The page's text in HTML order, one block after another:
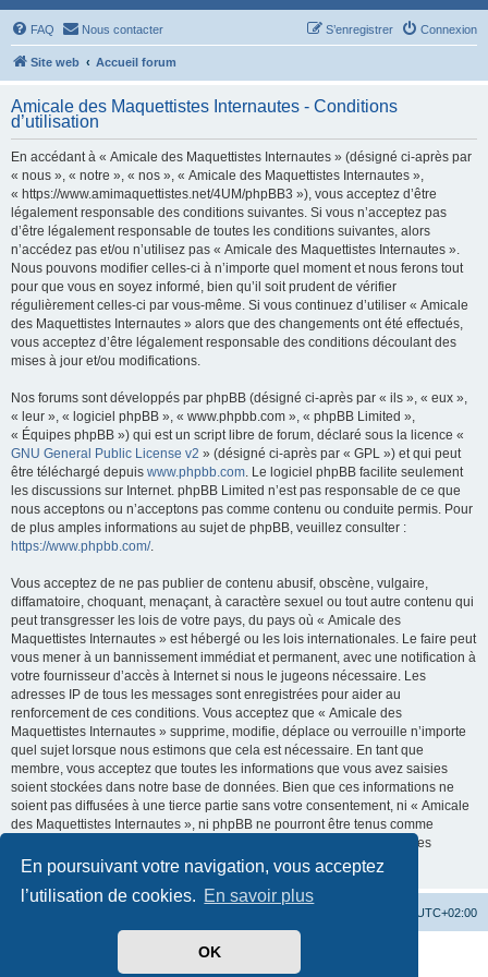
En poursuivant votre navigation, vous acceptez
l’utilisation de cookies. En savoir plus
OK
FAQ Nous contacter Connexion
S’enregistrer
Site web Accueil forum
Amicale des Maquettistes Internautes - Conditions
d’utilisation
En accédant à « Amicale des Maquettistes Internautes » (désigné ci-après par
« nous », « notre », « nos », « Amicale des Maquettistes Internautes »,
« https://www.amimaquettistes.net/4UM/phpBB3 »), vous acceptez d’être
légalement responsable des conditions suivantes. Si vous n’acceptez pas
d’être légalement responsable de toutes les conditions suivantes, alors
n’accédez pas et/ou n’utilisez pas « Amicale des Maquettistes Internautes ».
Nous pouvons modifier celles-ci à n’importe quel moment et nous ferons tout
pour que vous en soyez informé, bien qu’il soit prudent de vérifier
régulièrement celles-ci par vous-même. Si vous continuez d’utiliser « Amicale
des Maquettistes Internautes » alors que des changements ont été effectués,
vous acceptez d’être légalement responsable des conditions découlant des
mises à jour et/ou modifications.
Nos forums sont développés par phpBB (désigné ci-après par « ils », « eux »,
« leur », « logiciel phpBB », « www.phpbb.com », « phpBB Limited »,
« Équipes phpBB ») qui est un script libre de forum, déclaré sous la licence «
GNU General Public License v2 » (désigné ci-après par « GPL ») et qui peut
être téléchargé depuis www.phpbb.com. Le logiciel phpBB facilite seulement
les discussions sur Internet. phpBB Limited n’est pas responsable de ce que
nous acceptons ou n’acceptons pas comme contenu ou conduite permis. Pour
de plus amples informations au sujet de phpBB, veuillez consulter :
https://www.phpbb.com/.
Vous acceptez de ne pas publier de contenu abusif, obscène, vulgaire,
diffamatoire, choquant, menaçant, à caractère sexuel ou tout autre contenu qui
peut transgresser les lois de votre pays, du pays où « Amicale des
Maquettistes Internautes » est hébergé ou les lois internationales. Le faire peut
vous mener à un bannissement immédiat et permanent, avec une notification à
votre fournisseur d’accès à Internet si nous le jugeons nécessaire. Les
adresses IP de tous les messages sont enregistrées pour aider au
renforcement de ces conditions. Vous acceptez que « Amicale des
Maquettistes Internautes » supprime, modifie, déplace ou verrouille n’importe
quel sujet lorsque nous estimons que cela est nécessaire. En tant que
membre, vous acceptez que toutes les informations que vous avez saisies
soient stockées dans notre base de données. Bien que ces informations ne
soient pas diffusées à une tierce partie sans votre consentement, ni « Amicale
des Maquettistes Internautes », ni phpBB ne pourront être tenus comme
responsables en cas de tentative de piratage visant à compromettre les
données.
UTC+02:00
phpBB ® Forum Software © phpBB Limited
phpBB-fr.com